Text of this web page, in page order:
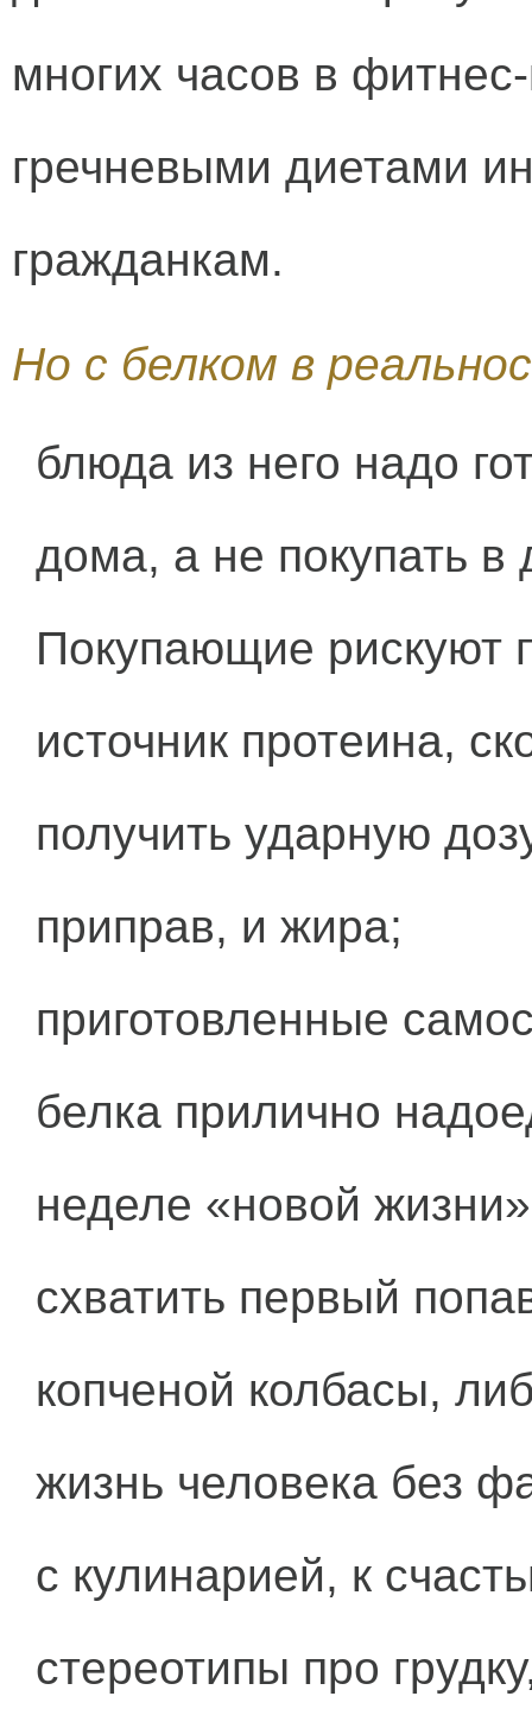
многих часов в
гречневыми диетами
гражданкам.
Но с белком в
блюда из него надо
дома, а не покупать в
Покупающие рискуют
источник протеина,
получить ударную
приправ, и жира;
приготовленные
белка прилично
неделе «новой
схватить первый
копченой колбасы,
жизнь человека без
с кулинарией, к
стереотипы про